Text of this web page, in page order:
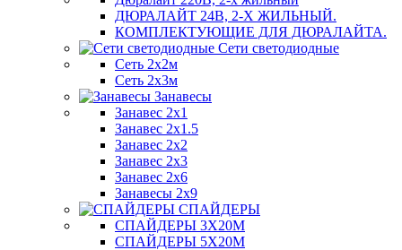
ДЮРАЛАЙТ 24В, 2-Х ЖИЛЬНЫЙ.
КОМПЛЕКТУЮЩИЕ ДЛЯ ДЮРАЛАЙТА.
Сети светодиодные
Сеть 2х2м
Сеть 2х3м
Занавесы
Занавес 2х1
Занавес 2х1.5
Занавес 2х2
Занавес 2х3
Занавес 2х6
Занавесы 2х9
СПАЙДЕРЫ
СПАЙДЕРЫ 3Х20М
СПАЙДЕРЫ 5Х20М